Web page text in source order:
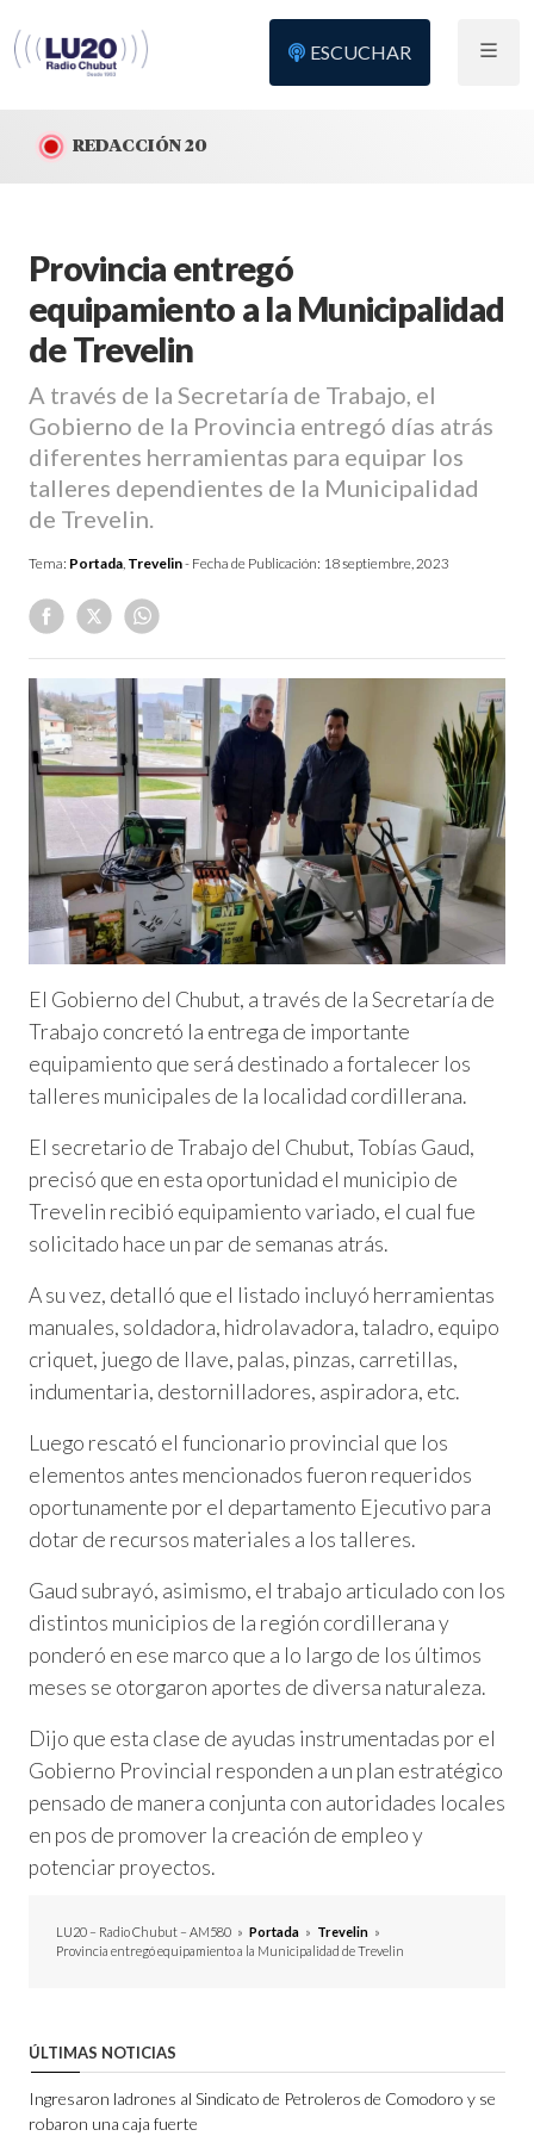
ESCUCHAR
REDACCIÓN 20
Provincia entregó
equipamiento a la Municipalidad
de Trevelin
A través de la Secretaría de Trabajo, el
Gobierno de la Provincia entregó días atrás
diferentes herramientas para equipar los
talleres dependientes de la Municipalidad
de Trevelin.
Tema: Portada, Trevelin- Fecha de Publicación: 18 septiembre, 2023
El Gobierno del Chubut, a través de la Secretaría de
Trabajo concretó la entrega de importante
equipamiento que será destinado a fortalecer los
talleres municipales de la localidad cordillerana.
El secretario de Trabajo del Chubut, Tobías Gaud,
precisó que en esta oportunidad el municipio de
Trevelin recibió equipamiento variado, el cual fue
solicitado hace un par de semanas atrás.
A su vez, detalló que el listado incluyó herramientas
manuales, soldadora, hidrolavadora, taladro, equipo
criquet, juego de llave, palas, pinzas, carretillas,
indumentaria, destornilladores, aspiradora, etc.
Luego rescató el funcionario provincial que los
elementos antes mencionados fueron requeridos
oportunamente por el departamento Ejecutivo para
dotar de recursos materiales a los talleres.
Gaud subrayó, asimismo, el trabajo articulado con los
distintos municipios de la región cordillerana y
ponderó en ese marco que a lo largo de los últimos
meses se otorgaron aportes de diversa naturaleza.
Dijo que esta clase de ayudas instrumentadas por el
Gobierno Provincial responden a un plan estratégico
pensado de manera conjunta con autoridades locales
en pos de promover la creación de empleo y
potenciar proyectos.
LU20 – Radio Chubut – AM580 » Portada » Trevelin »
Provincia entregó equipamiento a la Municipalidad de Trevelin
ÚLTIMAS NOTICIAS
Ingresaron ladrones al Sindicato de Petroleros de Comodoro y se
robaron una caja fuerte